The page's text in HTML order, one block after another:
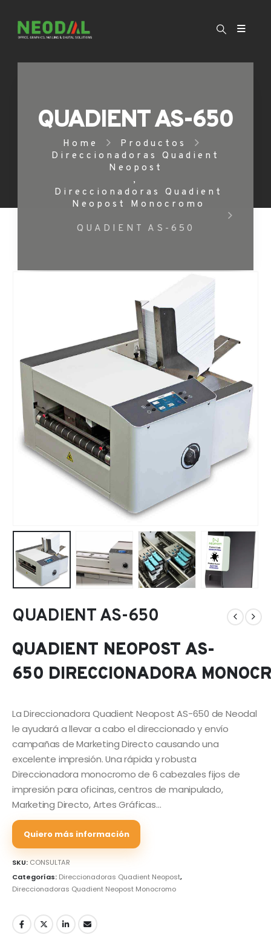
QUADIENT AS-650
Home
Productos
Direccionadoras Quadient
Neopost
,
Direccionadoras Quadient
Neopost Monocromo
QUADIENT AS-650
QUADIENT AS-650
QUADIENT NEOPOST AS-
650 DIRECCIONADORA
La Direccionadora Quadient Neopost AS-650 de Neodal
le ayudará a llevar a cabo el direccionado y envío
campañas de Marketing Directo causando una
excelente impresión. Una rápida y robusta
Direccionadora monocromo de 6 cabezales fijos de
impresión para oficinas, centros de manipulado,
Marketing Directo, Artes Gráficas…
Quiero más información
SKU: CONSULTAR
Categorías: Direccionadoras Quadient Neopost,
Direccionadoras Quadient Neopost Monocromo